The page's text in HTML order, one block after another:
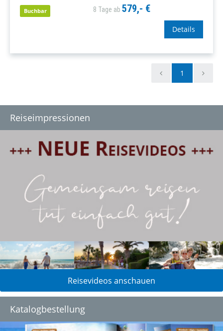
Buchbar 8 Tage ab579,- €
Details
1
Reiseimpressionen
Reisevideos anschauen
Katalogbestellung